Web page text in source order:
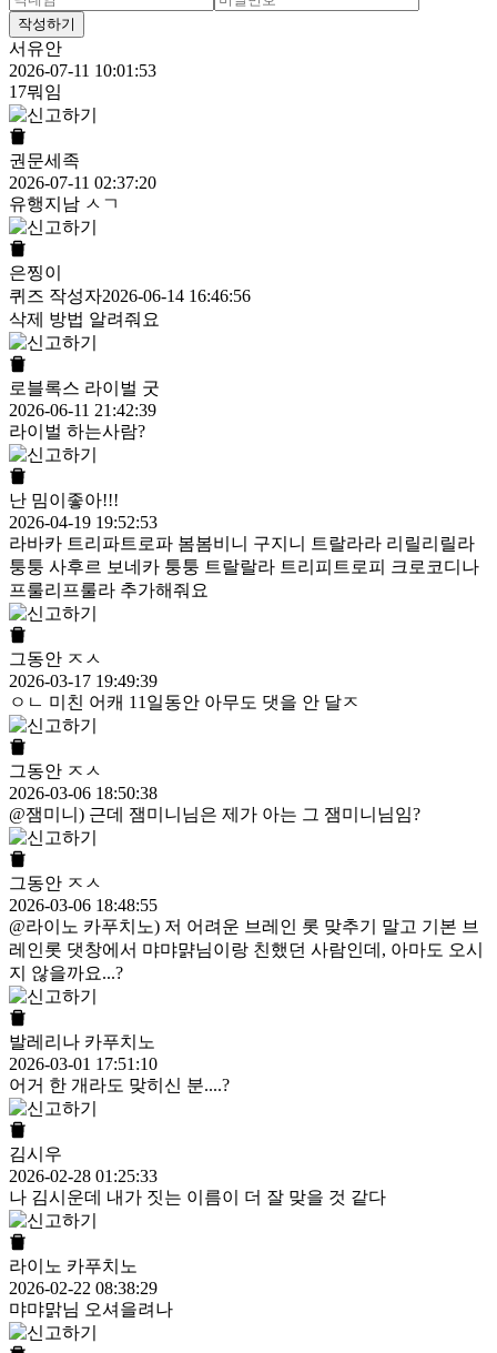
작성하기
서유안
2026-07-11 10:01:53
17뭐임
권문세족
2026-07-11 02:37:20
유행지남 ㅅㄱ
은찡이
퀴즈 작성자2026-06-14 16:46:56
삭제 방법 알려줘요
로블록스 라이벌 굿
2026-06-11 21:42:39
라이벌 하는사람?
난 밈이좋아!!!
2026-04-19 19:52:53
라바카 트리파트로파 봄봄비니 구지니 트랄라라 리릴리릴라
퉁퉁 사후르 보네카 퉁퉁 트랄랄라 트리피트로피 크로코디나
프룰리프룰라 추가해줘요
그동안 ㅈㅅ
2026-03-17 19:49:39
ㅇㄴ 미친 어캐 11일동안 아무도 댓을 안 달ㅈ
그동안 ㅈㅅ
2026-03-06 18:50:38
@잼미니) 근데 잼미니님은 제가 아는 그 잼미니님임?
그동안 ㅈㅅ
2026-03-06 18:48:55
@라이노 카푸치노) 저 어려운 브레인 롯 맞추기 말고 기본 브
레인롯 댓창에서 먀먀먉님이랑 친했던 사람인데, 아마도 오시
지 않을까요...?
발레리나 카푸치노
2026-03-01 17:51:10
어거 한 개라도 맞히신 분....?
김시우
2026-02-28 01:25:33
나 김시운데 내가 짓는 이름이 더 잘 맞을 것 같다
라이노 카푸치노
2026-02-22 08:38:29
먀먀맑님 오셔을려나